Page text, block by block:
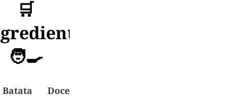
🛒
🧑‍🍳
Batata Doce